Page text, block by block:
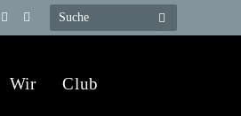
X
WhatsApp
Wir Club